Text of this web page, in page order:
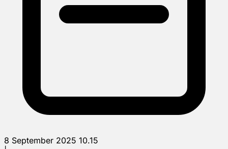
8 September 2025 10.15